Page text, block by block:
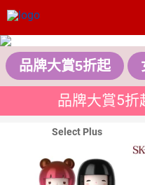
品牌大賞5折起
品牌大賞5折
Select Plus